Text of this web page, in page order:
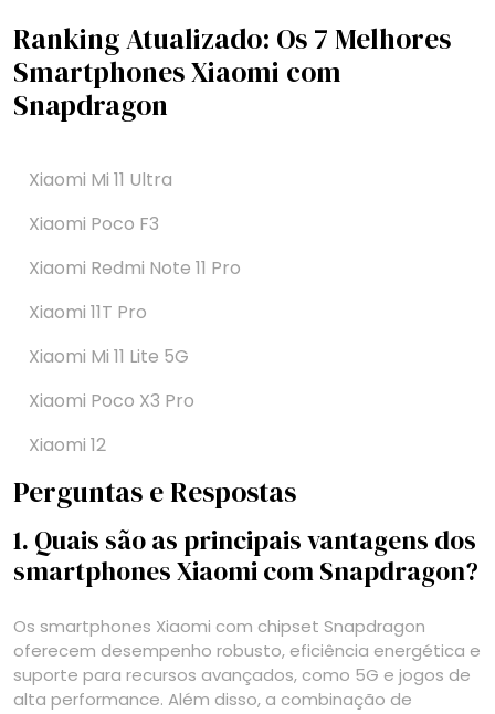
Ranking Atualizado: Os 7 Melhores
Smartphones Xiaomi com
Snapdragon
Xiaomi Mi 11 Ultra
Xiaomi Poco F3
Xiaomi Redmi Note 11 Pro
Xiaomi 11T Pro
Xiaomi Mi 11 Lite 5G
Xiaomi Poco X3 Pro
Xiaomi 12
Perguntas e Respostas
1. Quais são as principais vantagens dos
smartphones Xiaomi com Snapdragon?
Os smartphones Xiaomi com chipset Snapdragon
oferecem desempenho robusto, eficiência energética e
suporte para recursos avançados, como 5G e jogos de
alta performance. Além disso, a combinação de